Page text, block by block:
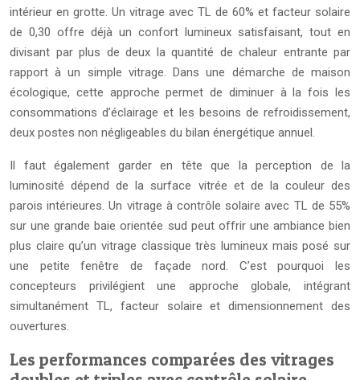
intérieur en grotte. Un vitrage avec TL de 60% et facteur solaire
de 0,30 offre déjà un confort lumineux satisfaisant, tout en
divisant par plus de deux la quantité de chaleur entrante par
rapport à un simple vitrage. Dans une démarche de maison
écologique, cette approche permet de diminuer à la fois les
consommations d’éclairage et les besoins de refroidissement,
deux postes non négligeables du bilan énergétique annuel.
Il faut également garder en tête que la perception de la
luminosité dépend de la surface vitrée et de la couleur des
parois intérieures. Un vitrage à contrôle solaire avec TL de 55%
sur une grande baie orientée sud peut offrir une ambiance bien
plus claire qu’un vitrage classique très lumineux mais posé sur
une petite fenêtre de façade nord. C’est pourquoi les
concepteurs privilégient une approche globale, intégrant
simultanément TL, facteur solaire et dimensionnement des
ouvertures.
Les performances comparées des vitrages